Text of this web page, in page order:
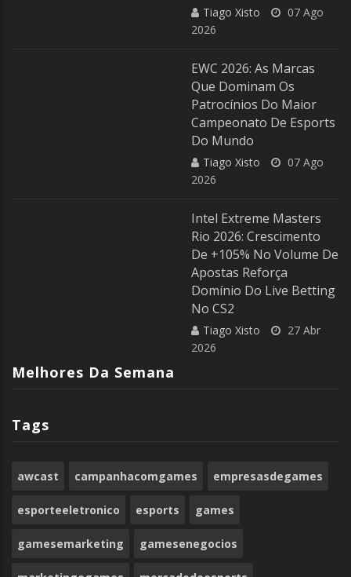
Tiago Xisto
07 Ago
2026
EWC 2026: As Marcas
Que Dominam Os
Patrocínios Do Maior
Campeonato De Esports
Do Mundo
Tiago Xisto
07 Ago
2026
Intel Extreme Masters
Rio 2026: Crescimento
De +105% No Volume De
Apostas Reforça
Domínio Do Live Betting
No CS2
Tiago Xisto
27 Abr
2026
Melhores Da Semana
Tags
awcast campanhacomgames empresasdegames
esporteeletronico esports games
gamesemarketing gamesenegocios